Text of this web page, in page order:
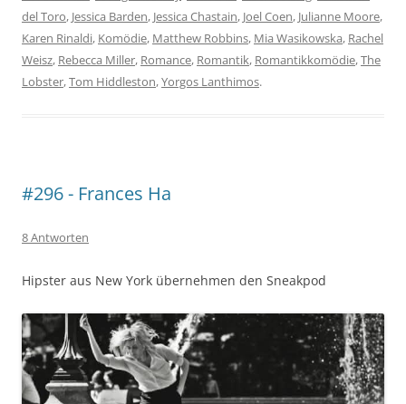
del Toro, Jessica Barden, Jessica Chastain, Joel Coen, Julianne Moore,
Karen Rinaldi, Komödie, Matthew Robbins, Mia Wasikowska, Rachel
Weisz, Rebecca Miller, Romance, Romantik, Romantikkomödie,The
Lobster,Tom Hiddleston,Yorgos Lanthimos.
#296 - Frances Ha
8 Antworten
Hipster aus New York übernehmen den Sneakpod